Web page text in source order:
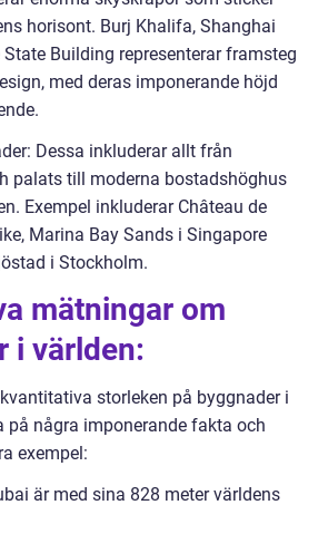
horisont. Burj Khalifa, Shanghai
Building representerar framsteg
med deras imponerande höjd
Dessa inkluderar allt från
palats till moderna bostadshöghus
Exempel inkluderar Château de
Marina Bay Sands i Singapore
i Stockholm.
mätningar om
i världen:
storleken på byggnader i
på några imponerande fakta och
exempel:
är med sina 828 meter världens